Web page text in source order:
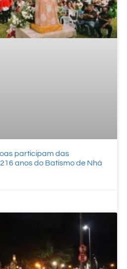
participam das
anos do Batismo de Nhá